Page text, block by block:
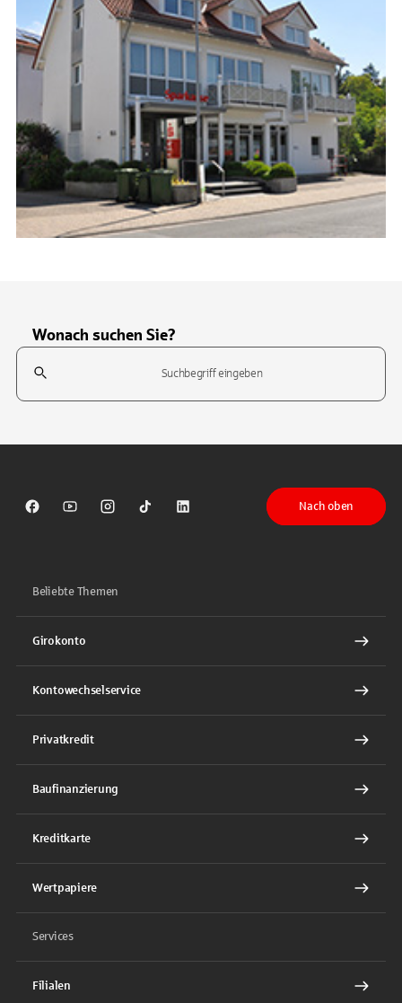
Wonach suchen Sie?
Suchfeld
Sparkasse auf Facebook
Sparkasse auf Youtube
Sparkasse auf Instagram
Sparkasse auf TikTok
Sparkasse auf LinkedIn
Nach oben
Beliebte Themen
Girokonto
Kontowechselservice
Privatkredit
Baufinanzierung
Kreditkarte
Wertpapiere
Services
Filialen